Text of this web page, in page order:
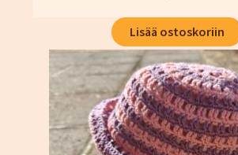
Lisää ostoskoriin